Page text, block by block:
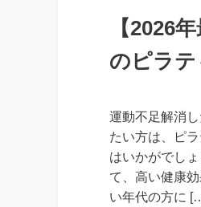
【2026
のピラテ
運動不足解消
たい方は、ピ
はいかがでし
て、高い健康
い年代の方に